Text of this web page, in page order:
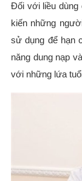
Đối với liều dùng
kiến những
sử dụng để hạn
năng dung nạp
với những lứa